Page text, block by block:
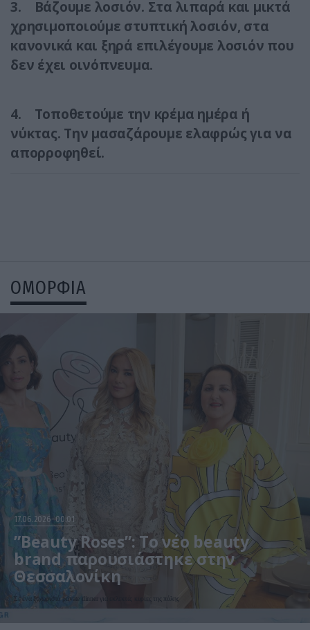
3. Βάζουμε λοσιόν. Στα λιπαρά και μικτά
χρησιμοποιούμε στυπτική λοσιόν, στα
κανονικά και ξηρά επιλέγουμε λοσιόν που
δεν έχει οινόπνευμα.
4. Τοποθετούμε την κρέμα ημέρα ή
νύκτας. Την μασαζάρουμε ελαφρώς για να
απορροφηθεί.
ΟΜΟΡΦΙΑ
17.06.2026 00:01
”Beauty Roses”: Το νέο beauty
brand παρουσιάστηκε στην
Θεσσαλονίκη
Σε ένα ξεχωριστό private dinner για εκλεκτές κυρίες της πόλης